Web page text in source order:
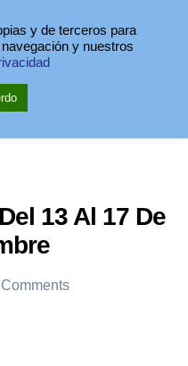
13 Al 17 De
y de terceros para
y nuestros